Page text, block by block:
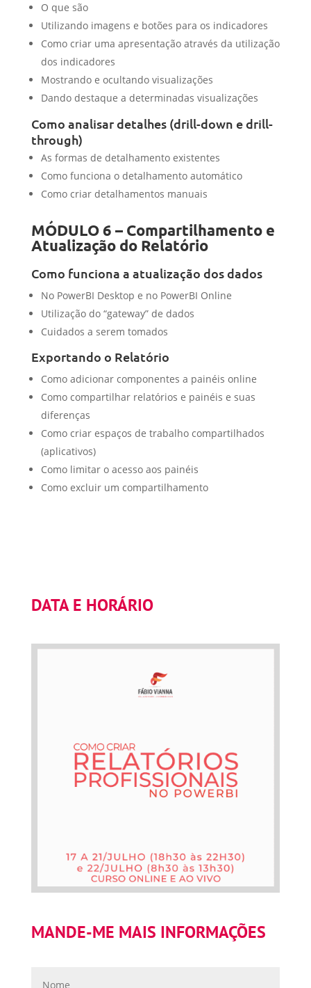
O que são
Utilizando imagens e botões para os indicadores
Como criar uma apresentação através da utilização
dos indicadores
Mostrando e ocultando visualizações
Dando destaque a determinadas visualizações
Como analisar detalhes (drill-down e drill-
through)
As formas de detalhamento existentes
Como funciona o detalhamento automático
Como criar detalhamentos manuais
MÓDULO 6 – Compartilhamento e
Atualização do Relatório
Como funciona a atualização dos dados
No PowerBI Desktop e no PowerBI Online
Utilização do “gateway” de dados
Cuidados a serem tomados
Exportando o Relatório
Como adicionar componentes a painéis online
Como compartilhar relatórios e painéis e suas
diferenças
Como criar espaços de trabalho compartilhados
(aplicativos)
Como limitar o acesso aos painéis
Como excluir um compartilhamento
DATA E HORÁRIO
MANDE-ME MAIS INFORMAÇÕES